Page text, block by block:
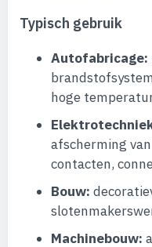
Typisch gebruik
Autofabricage:
hoge
afscherming
contacten,
Bouw:
Machinebouw: